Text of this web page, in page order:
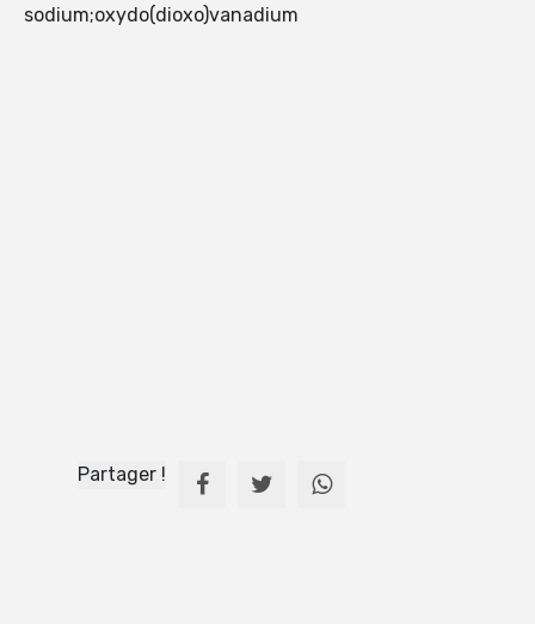
sodium;oxydo(dioxo)vanadium
Partager !